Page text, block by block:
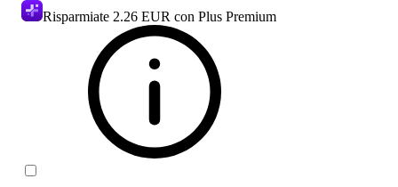
Risparmiate 2.26 EUR con Plus Premium